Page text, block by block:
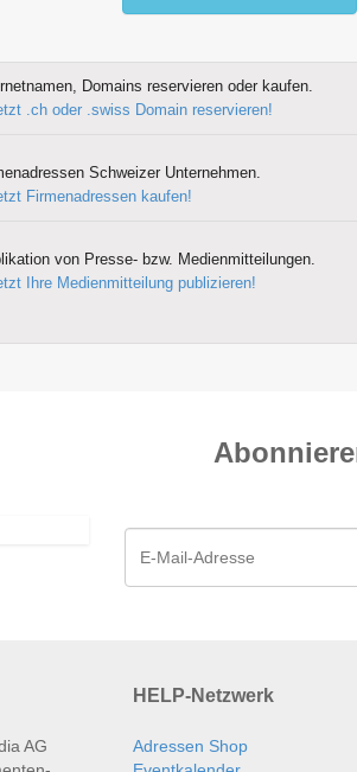
Domains reservieren oder kaufen.
.ch oder .swiss Domain reservieren!
Schweizer Unternehmen.
Firmenadressen kaufen!
von Presse- bzw. Medienmitteilungen.
Ihre Medienmitteilung publizieren!
AG
HELP-Netzwerk
Adressen Shop